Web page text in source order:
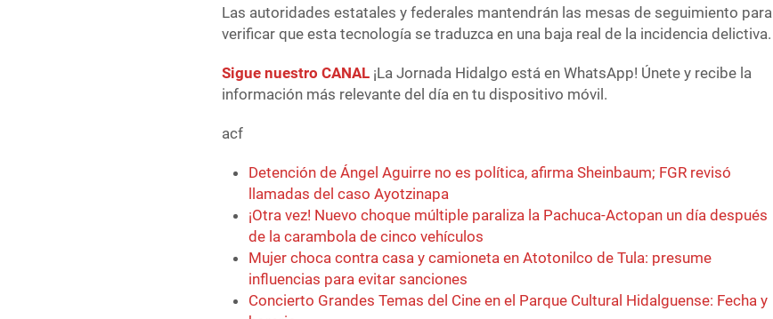
Las autoridades estatales y federales mantendrán las mesas de seguimiento para
verificar que esta tecnología se traduzca en una baja real de la incidencia delictiva.
Sigue nuestro CANAL ¡La Jornada Hidalgo está en WhatsApp! Únete y recibe la
información más relevante del día en tu dispositivo móvil.
acf
Detención de Ángel Aguirre no es política, afirma Sheinbaum; FGR revisó
llamadas del caso Ayotzinapa
¡Otra vez! Nuevo choque múltiple paraliza la Pachuca-Actopan un día después
de la carambola de cinco vehículos
Mujer choca contra casa y camioneta en Atotonilco de Tula: presume
influencias para evitar sanciones
Concierto Grandes Temas del Cine en el Parque Cultural Hidalguense: Fecha y